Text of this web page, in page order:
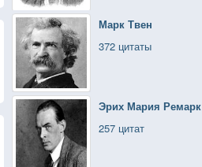
Марк Твен
372 цитаты
Эрих Мария Ремарк
257 цитат